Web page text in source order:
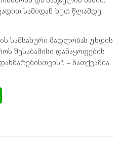
სამიდან ხუთ წლამდე
სამსახური მადლობას უხდის
შესაბამისი დანაყოფების
– ნათქვამია